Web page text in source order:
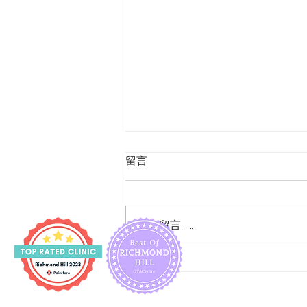
如何減少妊娠期小便失禁
留言
撰寫留言......